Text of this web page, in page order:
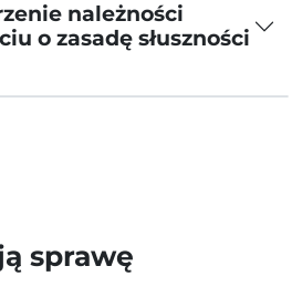
należności
o zasadę słuszności
sprawę